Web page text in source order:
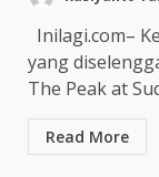
Inilagi.com–
yang
The Peak at
Read More